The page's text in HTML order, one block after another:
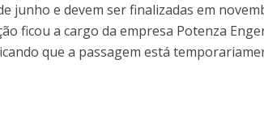
junho e devem ser finalizadas em
ficou a cargo da empresa Potenza
que a passagem está